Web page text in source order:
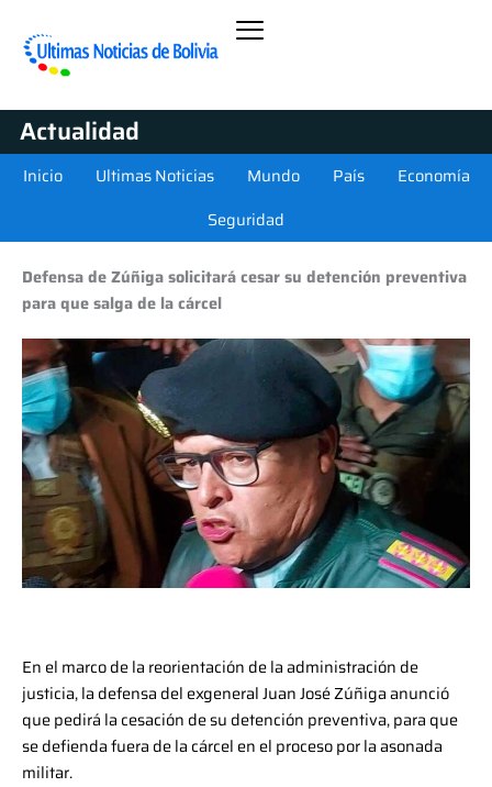
Actualidad
Inicio Ultimas Noticias Mundo País
Economía
Seguridad
Defensa de Zúñiga solicitará cesar su detención preventiva
para que salga de la cárcel
En el marco de la reorientación de la administración de
justicia, la defensa del exgeneral Juan José Zúñiga anunció
que pedirá la cesación de su detención preventiva, para que
se defienda fuera de la cárcel en el proceso por la asonada
militar.